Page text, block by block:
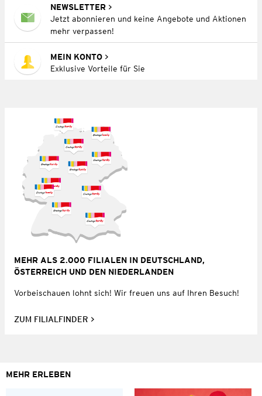
NEWSLETTER
Jetzt abonnieren und keine Angebote und Aktionen
mehr verpassen!
MEIN KONTO
Exklusive Vorteile für Sie
MEHR ALS 2.000 FILIALEN IN DEUTSCHLAND,
ÖSTERREICH UND DEN NIEDERLANDEN
Vorbeischauen lohnt sich! Wir freuen uns auf Ihren Besuch!
ZUM FILIALFINDER
MEHR ERLEBEN